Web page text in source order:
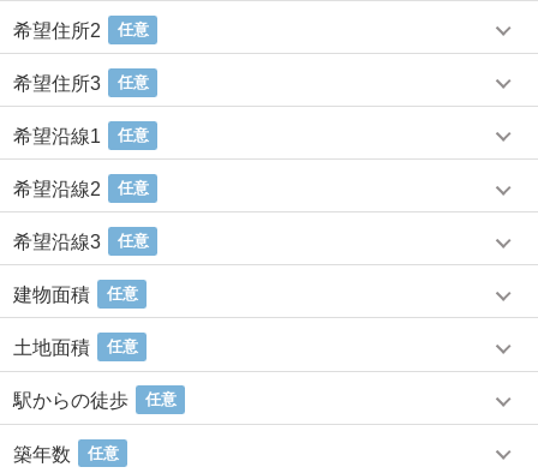
希望住所2 任意
希望住所3 任意
希望沿線1 任意
希望沿線2 任意
希望沿線3 任意
建物面積 任意
土地面積 任意
駅からの徒歩 任意
築年数 任意